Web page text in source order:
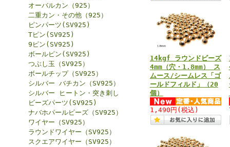
オーバルカン（925）
二重カン・その他（925）
ピンパーツ(SV925)
Tピン(SV925)
9ピン(SV925)
ボールピン(SV925)
つぶし玉（SV925）
ボールチップ（SV925）
シルバー バチカン（SV925）
シルバー ヒートン・突き刺し
ビーズパーツ(SV925)
ナバホパールビーズ（SV925）
ワイヤー（SV925）
ラウンドワイヤー（SV925）
スクエアワイヤー（SV925）
14kgf ラウンドビーズ
4mm（穴・1.8mm） ス
ムース/シームレス「ゴ
ールドフィルド」（20
個）
1,490円 (税込)